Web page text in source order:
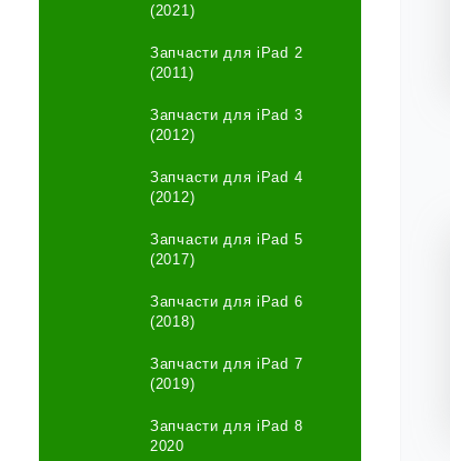
(2021)
Запчасти для iPad 2
(2011)
Запчасти для iPad 3
(2012)
Запчасти для iPad 4
(2012)
Запчасти для iPad 5
(2017)
Запчасти для iPad 6
(2018)
Запчасти для iPad 7
(2019)
Запчасти для iPad 8
2020